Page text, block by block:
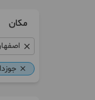
مکان